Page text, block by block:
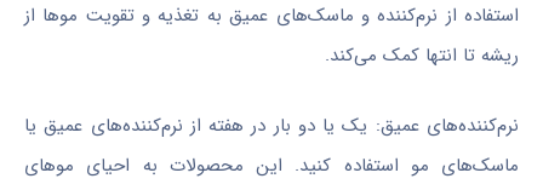
استفاده از نرم‌کننده و ماسک‌های عمیق به تغذیه و تقویت موها از
ریشه تا انتها کمک می‌کند.
نرم‌کننده‌های عمیق: یک یا دو بار در هفته از نرم‌کننده‌های عمیق یا
ماسک‌های مو استفاده کنید. این محصولات به احیای موهای